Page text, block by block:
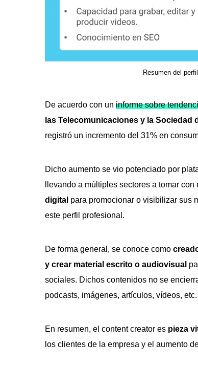
Resumen del
De acuerdo con un informe sobre
las Telecomunicaciones y la Sociedad
registró un incremento del 31% en
Dicho aumento se vio potenciado por
llevando a múltiples sectores a tomar con
digital para promocionar o visibilizar sus
este perfil profesional.
De forma general, se conoce como
y crear material escrito o audiovisual
sociales. Dichos contenidos no se
podcasts, imágenes, artículos, vídeos, etc.
En resumen, el content creator es pieza
los clientes de la empresa y el aumento